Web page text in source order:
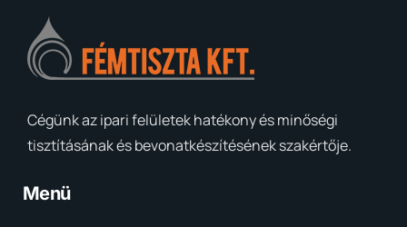
Cégünk az ipari felületek hatékony és minőségi
tisztításának és bevonatkészítésének szakértője.
Menü